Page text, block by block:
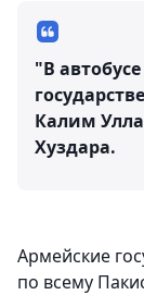
"В
Калим
Хуздара.
Армейские
по всему